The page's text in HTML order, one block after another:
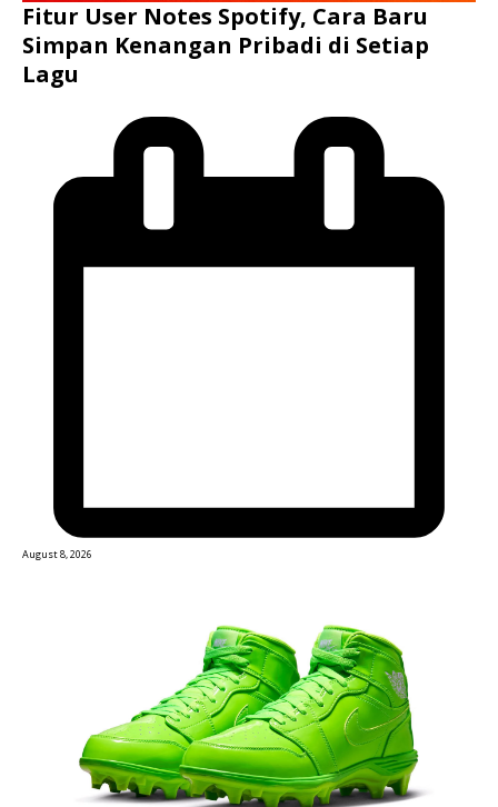
Fitur User Notes Spotify, Cara Baru
Simpan Kenangan Pribadi di Setiap
Lagu
August 8, 2026